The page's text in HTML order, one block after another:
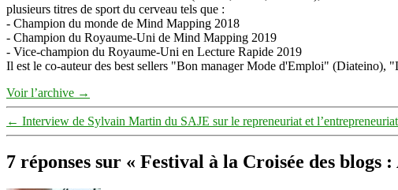
plusieurs titres de sport du cerveau tels que :
- Champion du monde de Mind Mapping 2018
- Champion du Royaume-Uni de Mind Mapping 2019
- Vice-champion du Royaume-Uni en Lecture Rapide 2019
Il est le co-auteur des best sellers "Bon manager Mode d'Emploi"
Voir l’archive →
← Interview de Sylvain Martin du SAJE sur le repreneuriat et
7 réponses sur « Festival à la Croisée des blogs